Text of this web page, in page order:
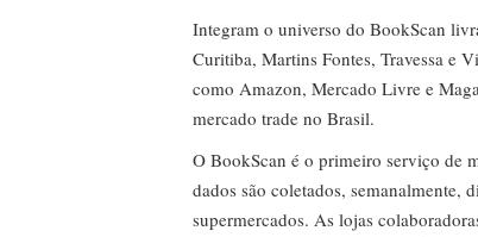
Integram o universo do BookScan
Curitiba, Martins Fontes, Travessa e
como Amazon, Mercado Livre e
mercado trade no Brasil.
O BookScan é o primeiro serviço de
dados são coletados, semanalmente,
supermercados. As lojas